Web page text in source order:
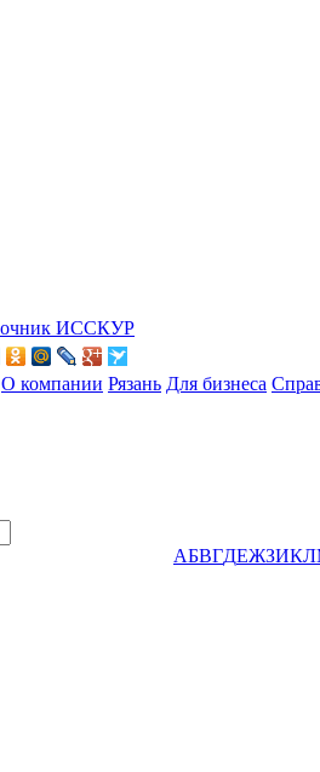
О компании Рязань Для бизнеса
АБВГДЕЖЗИКЛ